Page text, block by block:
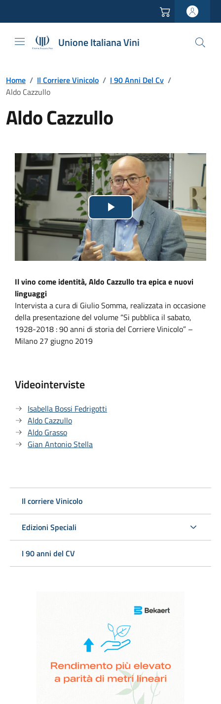
Unione Italiana Vini
Home / Il Corriere Vinicolo / I 90 Anni Del Cv /
Aldo Cazzullo
Aldo Cazzullo
Lettore
in
fase
caricamento.
Riproduci
il
video
Il vino come identità, Aldo Cazzullo tra epica e nuovi
linguaggi
Intervista a cura di Giulio Somma, realizzata in occasione
della presentazione del volume “Si pubblica il sabato,
1928-2018 : 90 anni di storia del Corriere Vinicolo” –
Milano 27 giugno 2019
Videointerviste
Isabella Bossi Fedrigotti
Aldo Cazzullo
Aldo Grasso
Gian Antonio Stella
Il corriere Vinicolo
Edizioni Speciali
I 90 anni del CV